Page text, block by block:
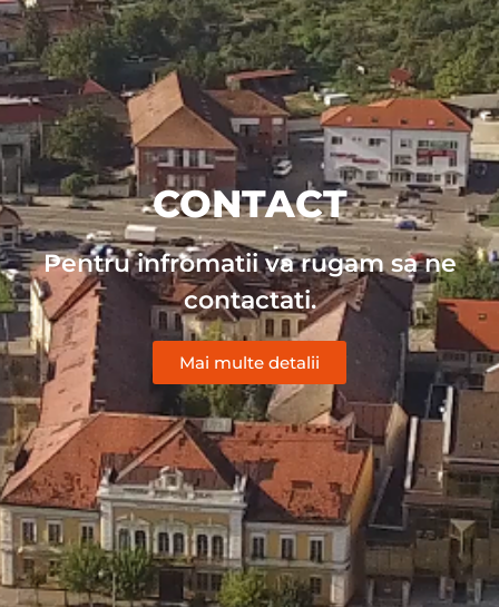
CONTACT
Pentru infromatii va rugam sa ne
contactati.
Mai multe detalii